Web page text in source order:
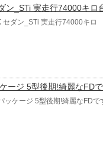
ン_STi 実走行74000キロ
ダン_STi 実走行74000キロ
ージ 5型後期!綺麗なFD
ッケージ 5型後期!綺麗なFDで